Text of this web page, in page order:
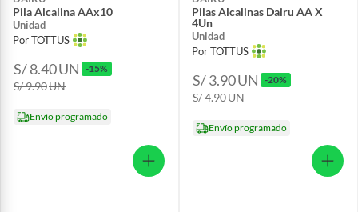
Pila Alcalina AAx10
Unidad
Por TOTTUS
S/ 8.40UN -15%
S/ 9.90UN
Envío programado
Pilas Alcalinas Dairu AA X
4Un
Unidad
Por TOTTUS
S/ 3.90UN -20%
S/ 4.90UN
Envío programado